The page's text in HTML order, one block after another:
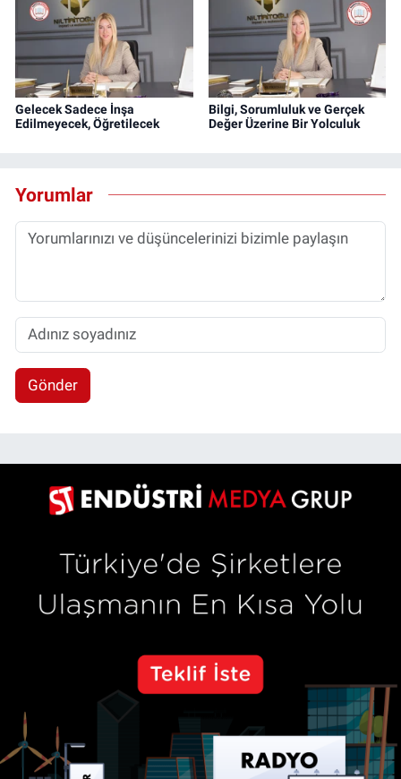
Gelecek Sadece İnşa
Edilmeyecek, Öğretilecek
Bilgi, Sorumluluk ve Gerçek
Değer Üzerine Bir Yolculuk
Yorumlar
Gönder